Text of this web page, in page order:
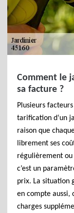
Comment le
sa facture ?
Plusieurs
tarification d‘un
raison que
librement ses
régulièrement ou
c’est un
prix. La situation
en compte aussi,
charges